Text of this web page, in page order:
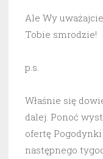
Ale Wy
Tobie smrodzie!
p.s.
Właśnie się
dalej. Ponoć
ofertę
następnego